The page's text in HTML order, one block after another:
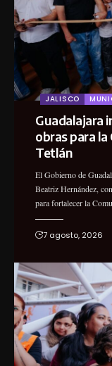
JALISCO
Guadalajara
obras para la
Tetlán
El Gobierno de
Beatriz Hernández,
para fortalecer la
7 agosto, 2026